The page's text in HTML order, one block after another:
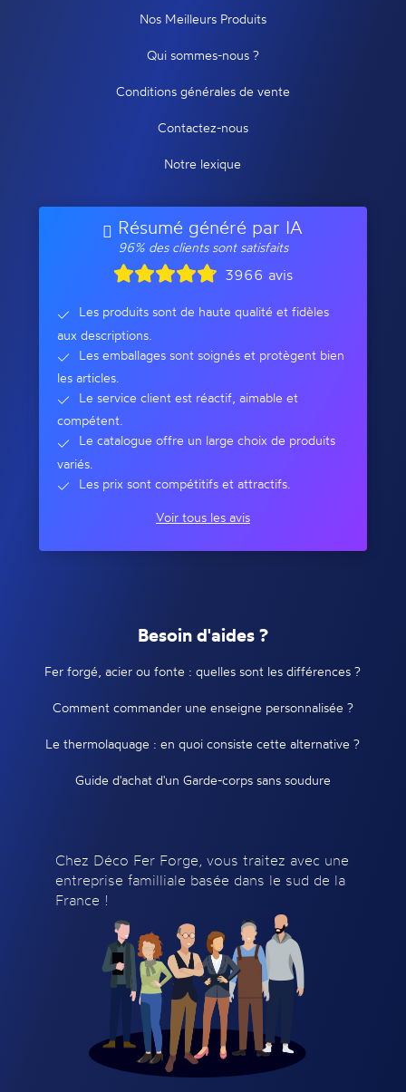
Nos Meilleurs Produits
Qui sommes-nous ?
Conditions générales de vente
Contactez-nous
Notre lexique
Résumé généré par IA
96% des clients sont satisfaits
3966 avis
Les produits sont de haute qualité et fidèles
aux descriptions.
Les emballages sont soignés et protègent bien
les articles.
Le service client est réactif, aimable et
compétent.
Le catalogue offre un large choix de produits
variés.
Les prix sont compétitifs et attractifs.
Voir tous les avis
Besoin d'aides ?
Fer forgé, acier ou fonte : quelles sont les différences ?
Comment commander une enseigne personnalisée ?
Le thermolaquage : en quoi consiste cette alternative ?
Guide d'achat d'un Garde-corps sans soudure
Chez Déco Fer Forge, vous traitez avec une
entreprise familliale basée dans le sud de la
France !